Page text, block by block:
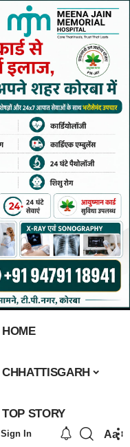
HOME
CHHATTISGARH
TOP STORY
Sign In Aa